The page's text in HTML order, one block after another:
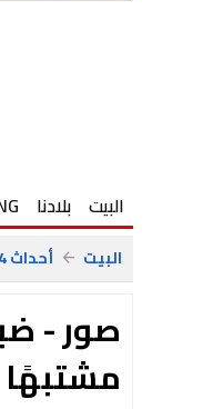
البيت بلادنا
البيت arrow_back أحداث 24 ساعة